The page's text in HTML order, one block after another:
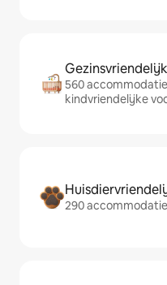
560
kindvriendelijke
290